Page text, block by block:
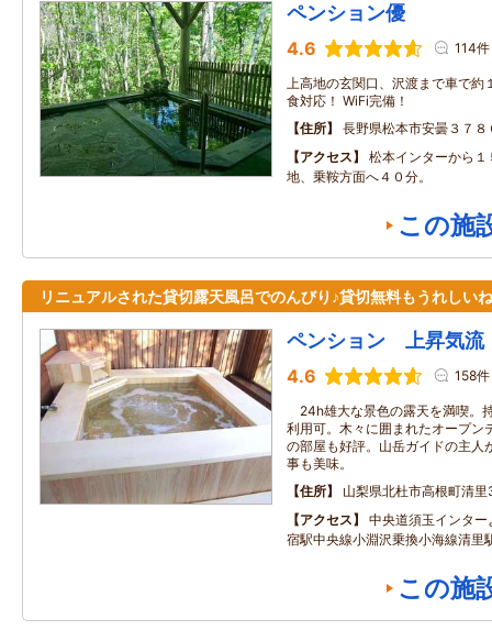
ペンション優
4.6 114件
上高地の玄関口、沢渡まで車で約
食対応！ WiFi完備！
住所
長野県松本市安曇３７８
アクセス
松本インターから
地、乗鞍方面へ４０分。
この施
リニュアルされた貸切露天風呂でのんびり♪貸切無料もうれしいね
ペンション 上昇気流
4.6 158件
24h雄大な景色の露天を満喫。
利用可。木々に囲まれたオープン
の部屋も好評。山岳ガイドの主人
事も美味。
住所
山梨県北杜市高根町清
アクセス
中央道須玉インタ
宿駅中央線小淵沢乗換小海線清里
この施